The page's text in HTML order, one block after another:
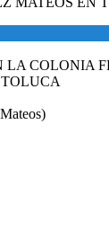
LA COLONIA